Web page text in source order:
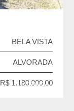
BELA VISTA
ALVORADA
R$ 1.180.000,00
VENDA